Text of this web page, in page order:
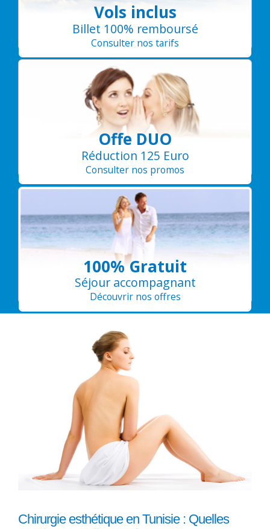
Vols inclus
Billet 100% remboursé
Consulter nos tarifs
Offe DUO
Réduction 125 Euro
Consulter nos promos
100% Gratuit
Séjour accompagnant
Découvrir nos offres
Chirurgie esthétique en Tunisie : Quelles